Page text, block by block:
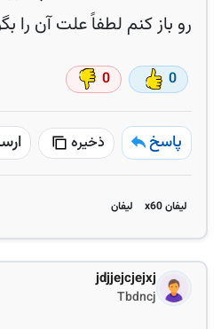
رو باز کنم لطفاً علت آن را
0
0
پاسخ ذخیره
لیفان x60 لیفان
jdjjejcjejxj
Tbdncj